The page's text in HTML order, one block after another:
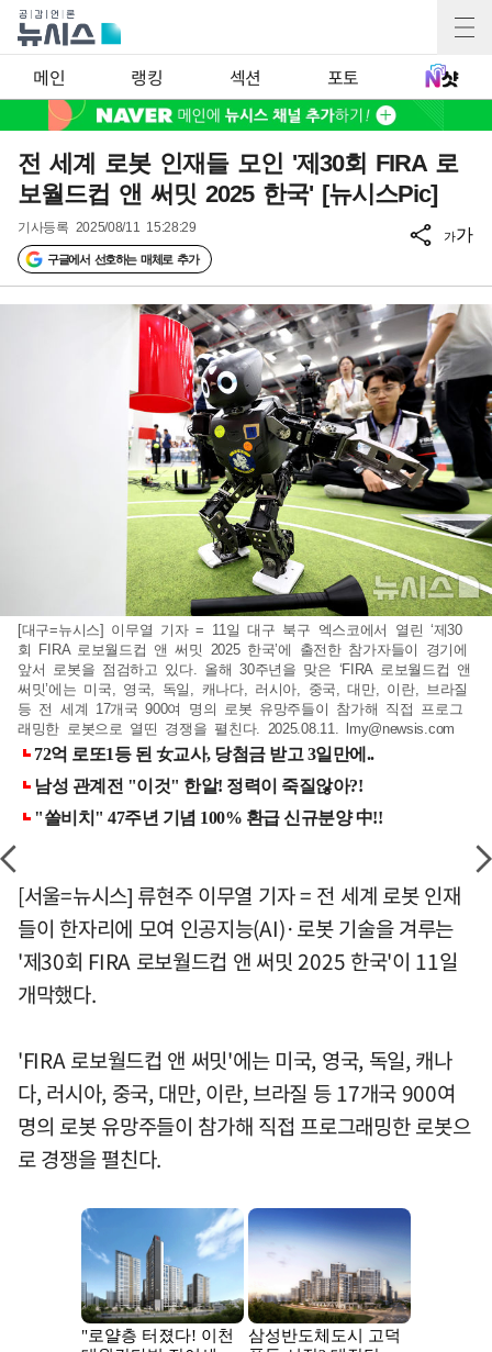
메인 랭킹 섹션 포토
전 세계 로봇 인재들 모인 '제30회 FIRA 로
보월드컵 앤 써밋 2025 한국' [뉴시스Pic]
기사등록 2025/08/11 15:28:29
구글에서 선호하는 매체로 추가
가가
[대구=뉴시스] 이무열 기자 = 11일 대구 북구 엑스코에서 열린 ‘제30
회 FIRA 로보월드컵 앤 써밋 2025 한국’에 출전한 참가자들이 경기에
앞서 로봇을 점검하고 있다. 올해 30주년을 맞은 ‘FIRA 로보월드컵 앤
써밋’에는 미국, 영국, 독일, 캐나다, 러시아, 중국, 대만, 이란, 브라질
등 전 세계 17개국 900여 명의 로봇 유망주들이 참가해 직접 프로그
래밍한 로봇으로 열띤 경쟁을 펼친다. 2025.08.11. lmy@newsis.com
[서울=뉴시스] 류현주 이무열 기자 = 전 세계 로봇 인재
들이 한자리에 모여 인공지능(AI)·로봇 기술을 겨루는
'제30회 FIRA 로보월드컵 앤 써밋 2025 한국'이 11일
개막했다.
'FIRA 로보월드컵 앤 써밋'에는 미국, 영국, 독일, 캐나
다, 러시아, 중국, 대만, 이란, 브라질 등 17개국 900여
명의 로봇 유망주들이 참가해 직접 프로그래밍한 로봇으
로 경쟁을 펼친다.